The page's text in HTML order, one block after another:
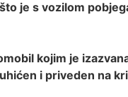
je s vozilom
kojim je
i priveden na